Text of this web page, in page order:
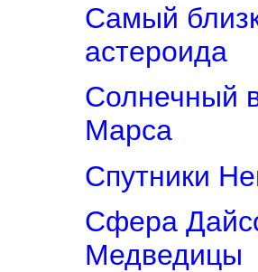
Самый
астероида
Солнечный
Марса
Спутники
Сфера
Медведицы